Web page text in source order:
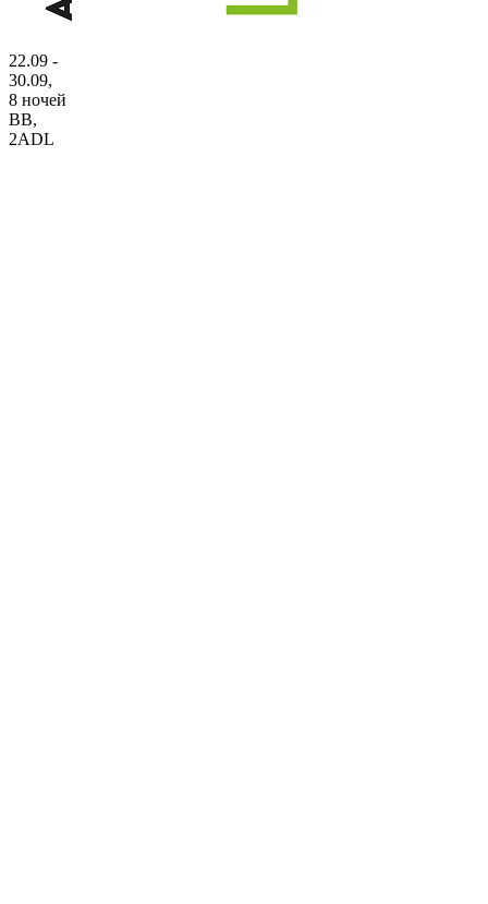
22.09 -
30.09,
8 ночей
BB,
2ADL